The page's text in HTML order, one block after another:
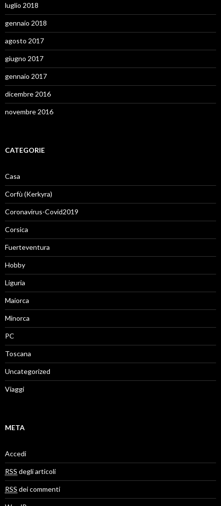
luglio 2018
gennaio 2018
agosto 2017
giugno 2017
gennaio 2017
dicembre 2016
novembre 2016
CATEGORIE
Casa
Corfù (Kerkyra)
Coronavirus-Covid2019
Corsica
Fuerteventura
Hobby
Liguria
Maiorca
Minorca
PC
Toscana
Uncategorized
Viaggi
META
Accedi
RSS degli articoli
RSS dei commenti